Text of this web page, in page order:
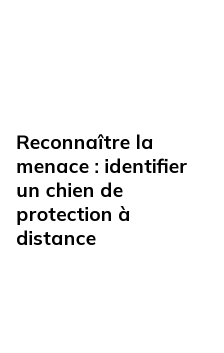
Reconnaître la
menace : identifier
un chien de
protection à
distance